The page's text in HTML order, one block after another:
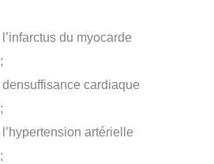
du myocarde
cardiaque
artérielle